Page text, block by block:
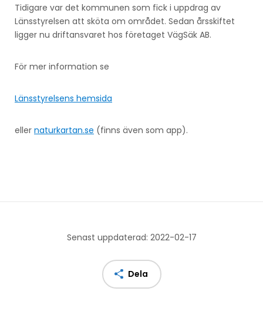
Tidigare var det kommunen som fick i uppdrag av
Länsstyrelsen att sköta om området. Sedan årsskiftet
ligger nu driftansvaret hos företaget VägSäk AB.
För mer information se
Länsstyrelsens hemsida
eller naturkartan.se (finns även som app).
Senast uppdaterad: 2022-02-17
Dela